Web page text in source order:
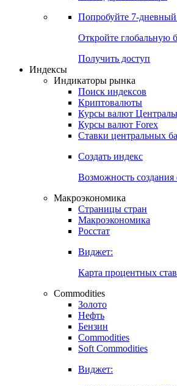
Денежный рынок
Календарь инвестора
Попробуйте7-дневный
Откройте глобальную
Получить доступ
Индикаторы рынка
Поиск индексов
Курсы валют
Ставки центральных
Создать индекс
Возможность создания
Страницы стран
Росстат
Виджет:
Карта процентных
Commodities
Золото
Бензин